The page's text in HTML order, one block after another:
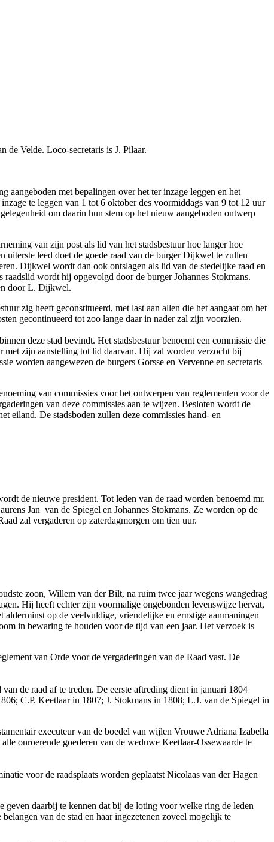
de Velde. Loco-secretaris is J. Pilaar.
met bepalingen over het ter inzage leggen en het
te leggen van 1 tot 6 oktober des voormiddags van 9 tot 12 uur
om daarin hun stem op het nieuw aangeboden ontwerp
van zijn post als lid van het stadsbestuur hoe langer hoe
uiterste leed doet de goede raad van de burger Dijkwel te zullen
Dijkwel wordt dan ook ontslagen als lid van de stedelijke raad en
wordt hij opgevolgd door de burger Johannes Stokmans.
door L. Dijkwel.
zig heeft geconstitueerd, met last aan allen die het aangaat om het
gecontinueerd tot zoo lange daar in nader zal zijn voorzien.
deze stad bevindt. Het stadsbestuur benoemt een commissie die
met zijn aanstelling tot lid daarvan. Hij zal worden verzocht bij
worden aangewezen de burgers Gorsse en Vervenne en secretaris
van commissies voor het ontwerpen van reglementen voor de
van deze commissies aan te wijzen. Besloten wordt de
eiland. De stadsboden zullen deze commissies hand- en
de nieuwe president. Tot leden van de raad worden benoemd mr.
Jan van de Spiegel en Johannes Stokmans. Ze worden op de
zal vergaderen op zaterdagmorgen om tien uur.
zoon, Willem van der Bilt, na ruim twee jaar wegens wangedrag
Hij heeft echter zijn voormalige ongebonden levenswijze hervat,
op de veelvuldige, vriendelijke en ernstige aanmaningen
in bewaring te houden voor de tijd van een jaar. Het verzoek is
van Orde voor de vergaderingen van de Raad vast. De
de raad af te treden. De eerste aftreding dient in januari 1804
C.P. Keetlaar in 1807; J. Stokmans in 1808; L.J. van de Spiegel in
executeur van de boedel van wijlen Vrouwe Adriana Izabella
onroerende goederen van de weduwe Keetlaar-Ossewaarde te
voor de raadsplaats worden geplaatst Nicolaas van der Hagen
daarbij te kennen dat bij de loting voor welke ring de leden
van de stad en haar ingezetenen zoveel mogelijk te